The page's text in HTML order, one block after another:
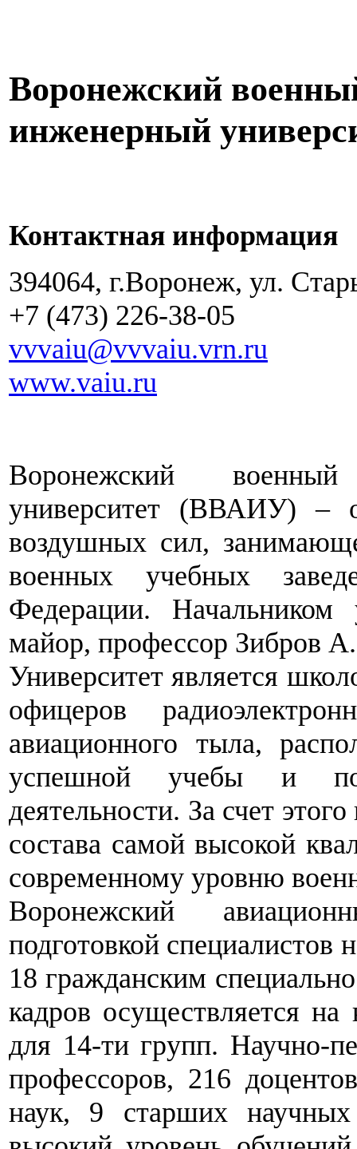
Воронежский
инженерный
Контактная информация
394064, г.Воронеж, ул.
+7 (473) 226-38-05
vvvaiu@vvvaiu.vrn.ru
www.vaiu.ru
Воронежский
университет (ВВАИУ) –
воздушных сил,
военных учебных
Федерации. Начальником
майор, профессор Зибров
Университет является
офицеров
авиационного тыла,
успешной учебы и
деятельности. За счет
состава самой высокой
современному уровню
Воронежский
подготовкой специалистов
18 гражданским
кадров осуществляется
для 14-ти групп. Научно-
профессоров, 216
наук, 9 старших научных